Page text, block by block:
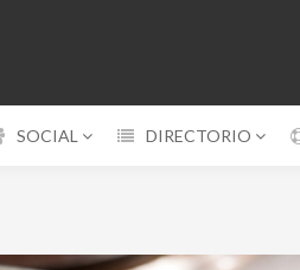
SOCIAL DIRECTORIO